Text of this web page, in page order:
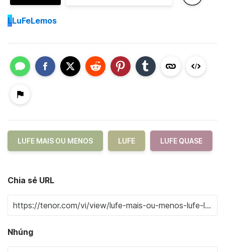
LLuFeLemos
LUFE MAIS OU MENOS LUFE LUFE QUASE
Chia sẻ URL
Nhúng